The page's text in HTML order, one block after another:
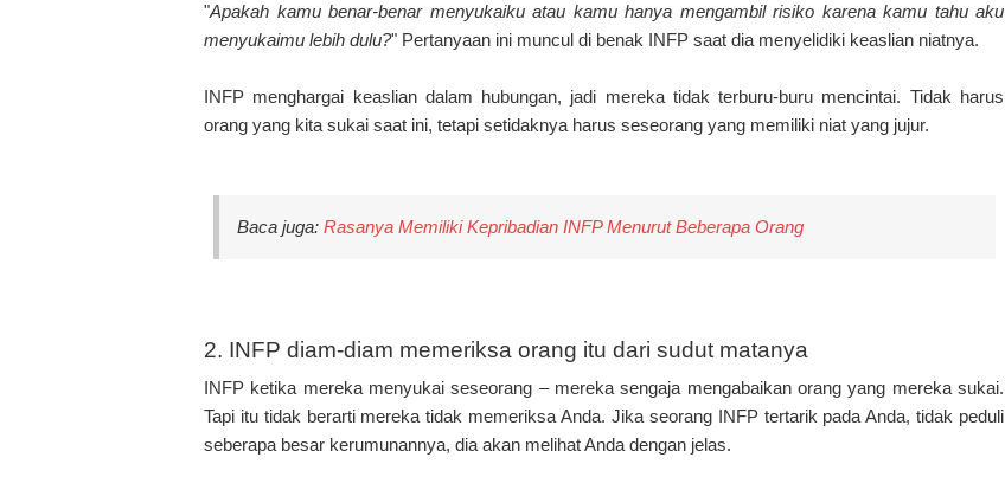
"Apakah kamu benar-benar menyukaiku atau kamu hanya mengambil risiko karena kamu tahu aku
menyukaimu lebih dulu?" Pertanyaan ini muncul di benak INFP saat dia menyelidiki keaslian niatnya.
INFP menghargai keaslian dalam hubungan, jadi mereka tidak terburu-buru mencintai. Tidak harus
orang yang kita sukai saat ini, tetapi setidaknya harus seseorang yang memiliki niat yang jujur.
Baca juga: Rasanya Memiliki Kepribadian INFP Menurut Beberapa Orang
2. INFP diam-diam memeriksa orang itu dari sudut matanya
INFP ketika mereka menyukai seseorang – mereka sengaja mengabaikan orang yang mereka sukai.
Tapi itu tidak berarti mereka tidak memeriksa Anda. Jika seorang INFP tertarik pada Anda, tidak peduli
seberapa besar kerumunannya, dia akan melihat Anda dengan jelas.